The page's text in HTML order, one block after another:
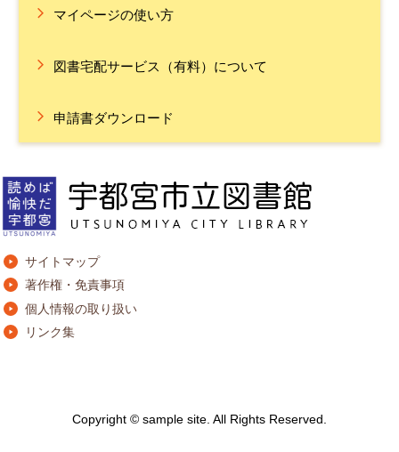
マイページの使い方
図書宅配サービス（有料）について
申請書ダウンロード
サイトマップ
著作権・免責事項
個人情報の取り扱い
リンク集
Copyright © sample site. All Rights Reserved.